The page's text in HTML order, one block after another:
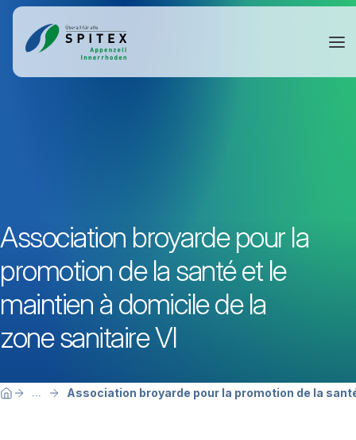
Association broyarde pour la
promotion de la santé et le
maintien à domicile de la
zone sanitaire VI
Breadcrumbnavigation
Sie befinden sich hier:
Home ... Association broyarde pour la promotion de la